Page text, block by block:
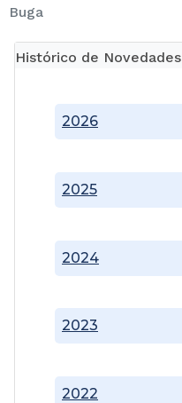
Buga
Histórico de Novedades
2022
2023
2024
2025
2026